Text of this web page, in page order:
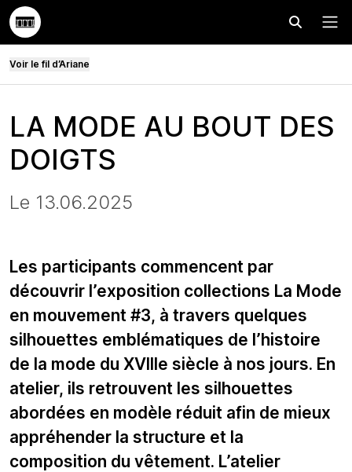
Voir le fil d’Ariane
LA MODE AU BOUT DES
DOIGTS
Le 13.06.2025
Les participants commencent par
découvrir l’exposition collections La Mode
en mouvement #3, à travers quelques
silhouettes emblématiques de l’histoire
de la mode du XVIIIe siècle à nos jours. En
atelier, ils retrouvent les silhouettes
abordées en modèle réduit afin de mieux
appréhender la structure et la
composition du vêtement. L’atelier